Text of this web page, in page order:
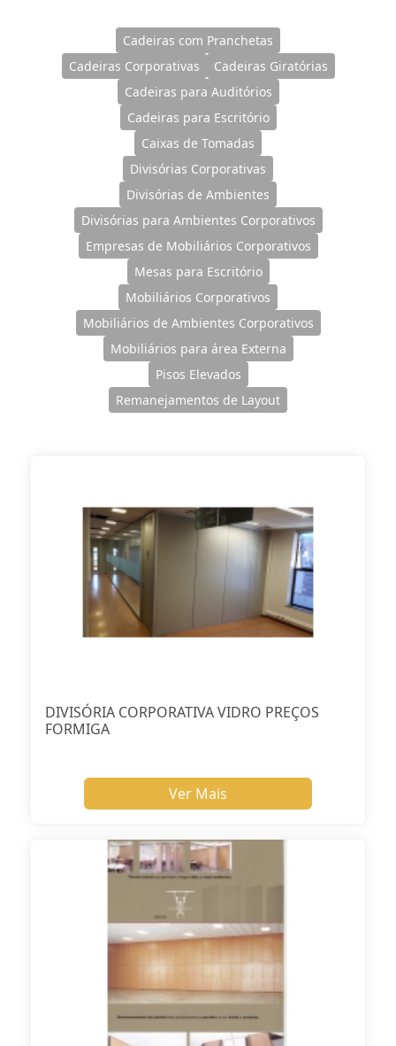
Cadeiras com Pranchetas
Cadeiras Corporativas
Cadeiras Giratórias
Cadeiras para Auditórios
Cadeiras para Escritório
Caixas de Tomadas
Divisórias Corporativas
Divisórias de Ambientes
Divisórias para Ambientes Corporativos
Empresas de Mobiliários Corporativos
Mesas para Escritório
Mobiliários Corporativos
Mobiliários de Ambientes Corporativos
Mobiliários para área Externa
Pisos Elevados
Remanejamentos de Layout
DIVISÓRIA CORPORATIVA VIDRO PREÇOS
FORMIGA
Ver Mais